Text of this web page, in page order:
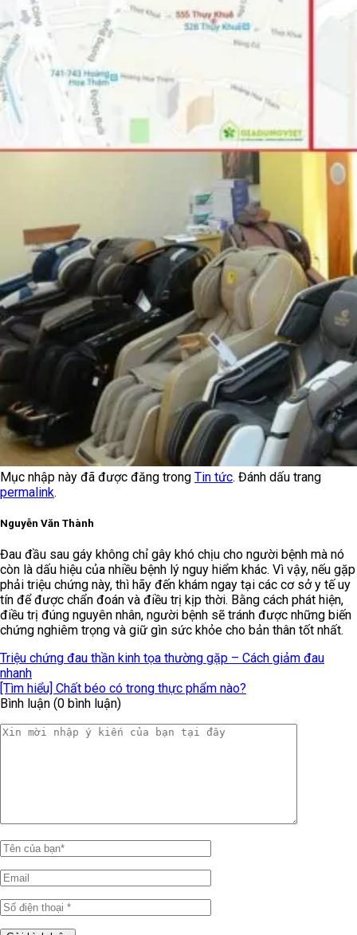
Mục nhập này đã được đăng trong Tin tức. Đánh dấu trang
permalink.
Nguyễn Văn Thành
Đau đầu sau gáy không chỉ gây khó chịu cho người bệnh mà nó
còn là dấu hiệu của nhiều bệnh lý nguy hiểm khác. Vì vậy, nếu gặp
phải triệu chứng này, thì hãy đến khám ngay tại các cơ sở y tế uy
tín để được chẩn đoán và điều trị kịp thời. Bằng cách phát hiện,
điều trị đúng nguyên nhân, người bệnh sẽ tránh được những biến
chứng nghiêm trọng và giữ gìn sức khỏe cho bản thân tốt nhất.
Triệu chứng đau thần kinh tọa thường gặp – Cách giảm đau
nhanh
[Tìm hiểu] Chất béo có trong thực phẩm nào?
Bình luận (0 bình luận)